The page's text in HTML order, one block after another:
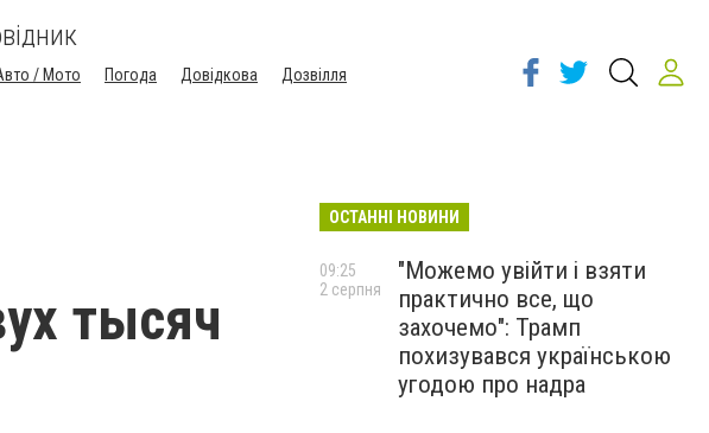
/ Мото Погода Довідкова
Дозвілля
тысяч
ОСТАННІ НОВИНИ
"Можемо увійти і взяти
практично все, що
захочемо": Трамп
похизувався українською
угодою про надра
09:25
2 серпня